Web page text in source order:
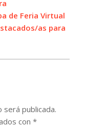
de Feria Virtual
as para
publicada.
con *